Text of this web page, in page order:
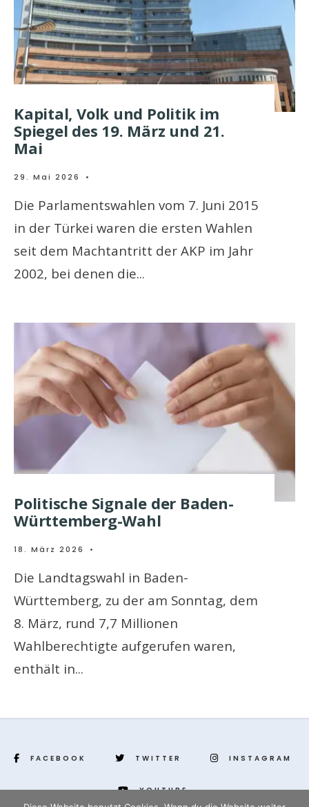
Kapital, Volk und Politik im
Spiegel des 19. März und 21.
Mai
29. Mai 2026 •
Die Parlamentswahlen vom 7. Juni 2015
in der Türkei waren die ersten Wahlen
seit dem Machtantritt der AKP im Jahr
2002, bei denen die...
Politische Signale der Baden-
Württemberg-Wahl
18. März 2026 •
Die Landtagswahl in Baden-
Württemberg, zu der am Sonntag, dem
8. März, rund 7,7 Millionen
Wahlberechtigte aufgerufen waren,
enthält in...
FACEBOOK TWITTER INSTAGRAM
YOUTUBE